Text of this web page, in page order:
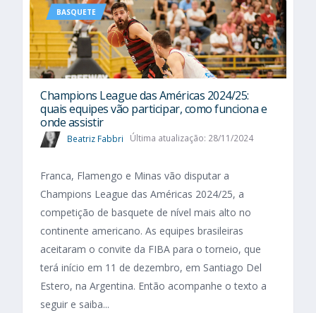
BASQUETE
Champions League das Américas 2024/25:
quais equipes vão participar, como funciona e
onde assistir
Beatriz Fabbri Última atualização: 28/11/2024
Franca, Flamengo e Minas vão disputar a
Champions League das Américas 2024/25, a
competição de basquete de nível mais alto no
continente americano. As equipes brasileiras
aceitaram o convite da FIBA para o torneio, que
terá início em 11 de dezembro, em Santiago Del
Estero, na Argentina. Então acompanhe o texto a
seguir e saiba...